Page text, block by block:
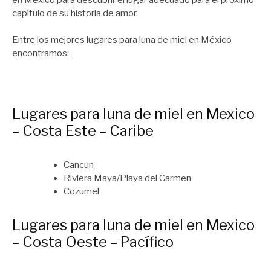
capítulo de su historia de amor.
Entre los mejores lugares para luna de miel en México
encontramos:
Lugares para luna de miel en Mexico
– Costa Este – Caribe
Cancun
Riviera Maya/Playa del Carmen
Cozumel
Lugares para luna de miel en Mexico
– Costa Oeste – Pacífico